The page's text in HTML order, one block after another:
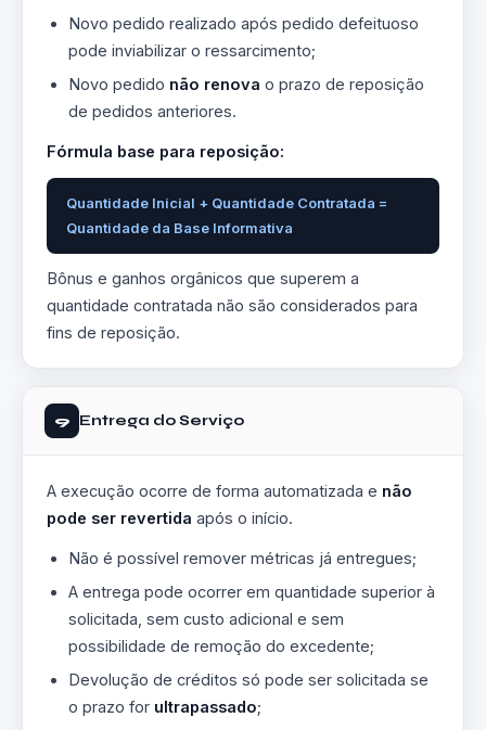
Novo pedido realizado após pedido defeituoso
pode inviabilizar o ressarcimento;
Novo pedido não renova o prazo de reposição
de pedidos anteriores.
Fórmula base para reposição:
Quantidade Inicial + Quantidade Contratada =
Quantidade da Base Informativa
Bônus e ganhos orgânicos que superem a
quantidade contratada não são considerados para
fins de reposição.
9 Entrega do Serviço
A execução ocorre de forma automatizada e não
pode ser revertida após o início.
Não é possível remover métricas já entregues;
A entrega pode ocorrer em quantidade superior à
solicitada, sem custo adicional e sem
possibilidade de remoção do excedente;
Devolução de créditos só pode ser solicitada se
o prazo for ultrapassado;